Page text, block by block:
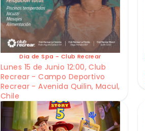
Dia de Spa - Club Recrear
Lunes 15 de Junio 12:00, Club
Recrear - Campo Deportivo
Recrear - Avenida Quilin, Macul,
Chile